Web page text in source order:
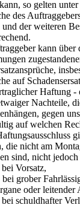
so gelten
des
der weiteren
kann über
auf
Haftung -
Nachteile,
gegen
auf welchen
die nicht am
sind, nicht jedoch
bei Vorsatz,
bei grober
oder leitender
bei schuldhafter